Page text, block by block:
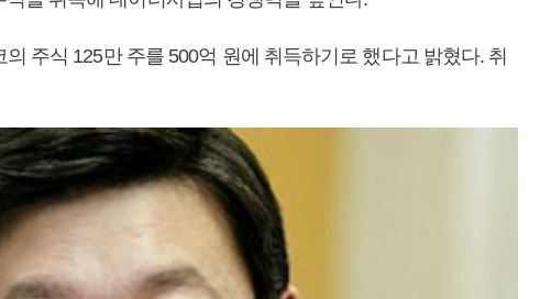
주식 125만 주를 500억 원에 취득하기로 했다고 밝혔다. 취